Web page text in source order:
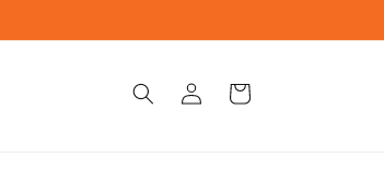
Conectați-
Coș